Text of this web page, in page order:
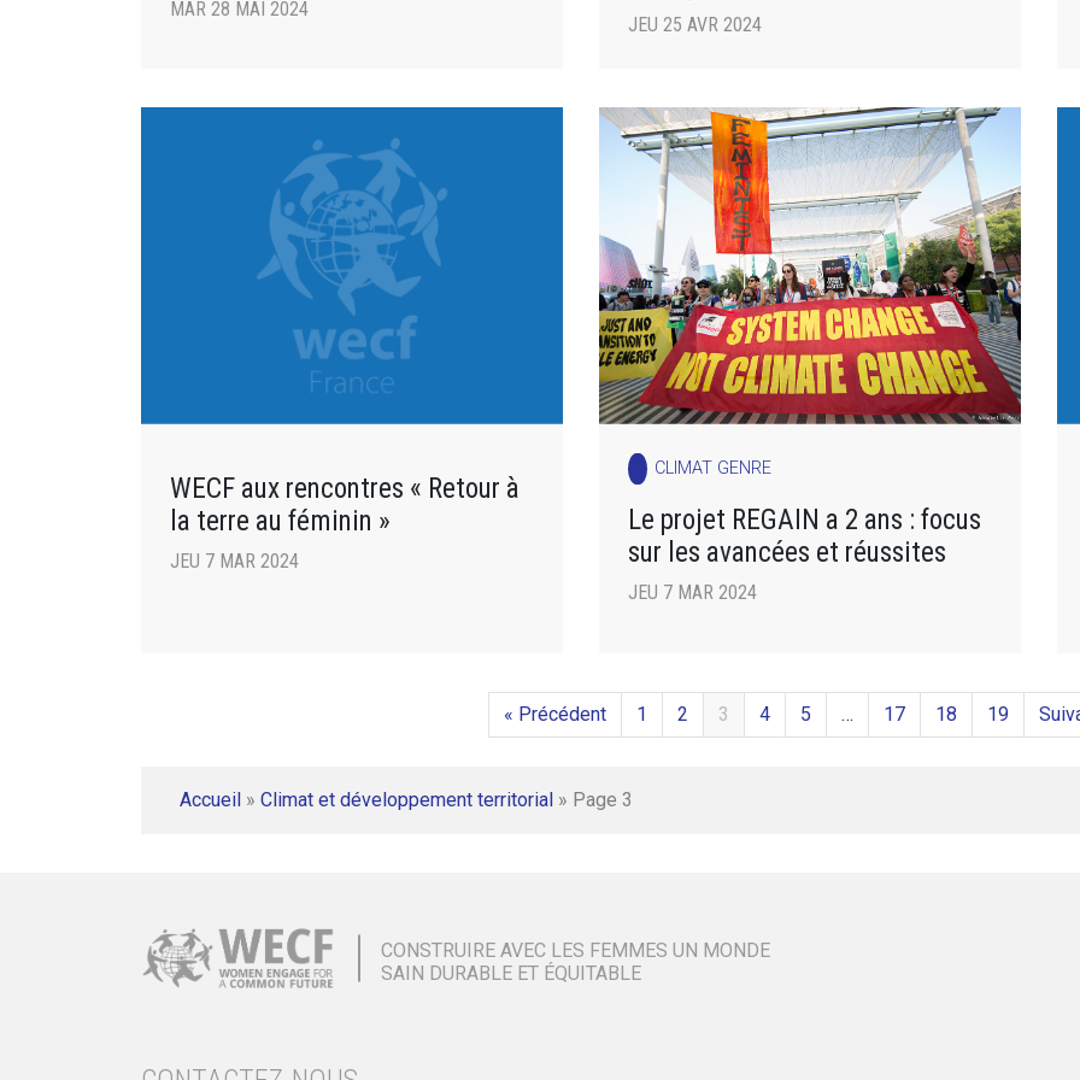
MAR 28 MAI 2024
JEU 25 AVR 2024
WECF aux rencontres « Retour à
la terre au féminin »
JEU 7 MAR 2024
CLIMAT GENRE
Le projet REGAIN a 2 ans : focus
sur les avancées et réussites
JEU 7 MAR 2024
« Précédent 1 2 3 4 5 … 17 18 19
Accueil » Climat et développement territorial » Page 3
CONSTRUIRE AVEC LES FEMMES UN MONDE
SAIN DURABLE ET ÉQUITABLE